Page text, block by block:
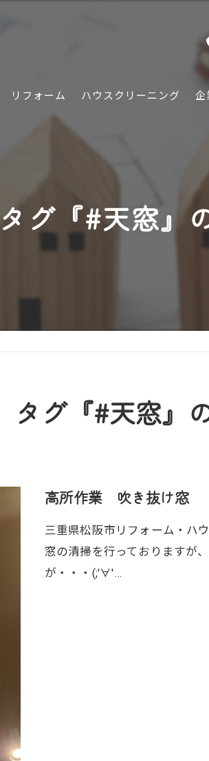
リフォーム ハウスクリーニング 企
タグ『#天窓』
タグ『#天窓』
高所作業 吹き抜け窓
三重県松阪市リフォーム・ハ
窓の清掃を行っておりますが
が・・・(;'∀'…